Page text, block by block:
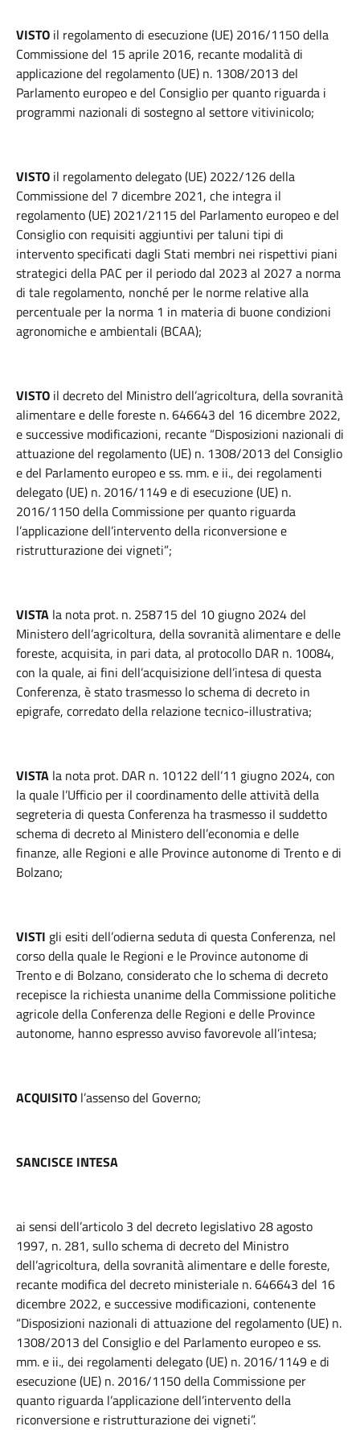
VISTO il regolamento di esecuzione (UE) 2016/1150 della
Commissione del 15 aprile 2016, recante modalità di
applicazione del regolamento (UE) n. 1308/2013 del
Parlamento europeo e del Consiglio per quanto riguarda i
programmi nazionali di sostegno al settore vitivinicolo;
VISTO il regolamento delegato (UE) 2022/126 della
Commissione del 7 dicembre 2021, che integra il
regolamento (UE) 2021/2115 del Parlamento europeo e del
Consiglio con requisiti aggiuntivi per taluni tipi di
intervento specificati dagli Stati membri nei rispettivi piani
strategici della PAC per il periodo dal 2023 al 2027 a norma
di tale regolamento, nonché per le norme relative alla
percentuale per la norma 1 in materia di buone condizioni
agronomiche e ambientali (BCAA);
VISTO il decreto del Ministro dell’agricoltura, della sovranità
alimentare e delle foreste n. 646643 del 16 dicembre 2022,
e successive modificazioni, recante “Disposizioni nazionali di
attuazione del regolamento (UE) n. 1308/2013 del Consiglio
e del Parlamento europeo e ss. mm. e ii., dei regolamenti
delegato (UE) n. 2016/1149 e di esecuzione (UE) n.
2016/1150 della Commissione per quanto riguarda
l’applicazione dell’intervento della riconversione e
ristrutturazione dei vigneti”;
VISTA la nota prot. n. 258715 del 10 giugno 2024 del
Ministero dell’agricoltura, della sovranità alimentare e delle
foreste, acquisita, in pari data, al protocollo DAR n. 10084,
con la quale, ai fini dell’acquisizione dell’intesa di questa
Conferenza, è stato trasmesso lo schema di decreto in
epigrafe, corredato della relazione tecnico-illustrativa;
VISTA la nota prot. DAR n. 10122 dell’11 giugno 2024, con
la quale l’Ufficio per il coordinamento delle attività della
segreteria di questa Conferenza ha trasmesso il suddetto
schema di decreto al Ministero dell’economia e delle
finanze, alle Regioni e alle Province autonome di Trento e di
Bolzano;
VISTI gli esiti dell’odierna seduta di questa Conferenza, nel
corso della quale le Regioni e le Province autonome di
Trento e di Bolzano, considerato che lo schema di decreto
recepisce la richiesta unanime della Commissione politiche
agricole della Conferenza delle Regioni e delle Province
autonome, hanno espresso avviso favorevole all’intesa;
ACQUISITO l’assenso del Governo;
SANCISCE INTESA
ai sensi dell’articolo 3 del decreto legislativo 28 agosto
1997, n. 281, sullo schema di decreto del Ministro
dell’agricoltura, della sovranità alimentare e delle foreste,
recante modifica del decreto ministeriale n. 646643 del 16
dicembre 2022, e successive modificazioni, contenente
“Disposizioni nazionali di attuazione del regolamento (UE) n.
1308/2013 del Consiglio e del Parlamento europeo e ss.
mm. e ii., dei regolamenti delegato (UE) n. 2016/1149 e di
esecuzione (UE) n. 2016/1150 della Commissione per
quanto riguarda l’applicazione dell’intervento della
riconversione e ristrutturazione dei vigneti”.